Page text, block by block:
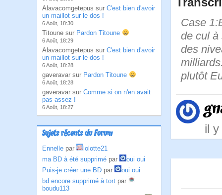
Alavacomgetepus sur C'est bien d'avoir
un maillot sur le dos !
6 Août, 18:30
Titoune sur Pardon Titoune
6 Août, 18:29
Alavacomgetepus sur C'est bien d'avoir
un maillot sur le dos !
6 Août, 18:28
gaveravar sur Pardon Titoune
6 Août, 18:28
gaveravar sur Comme si on n'en avait
pas assez !
6 Août, 18:27
Sujets récents du Forum
Ennelle par
lolotte21
ma BD à été supprimé par
oui oui
Puis-je créer une BD par
oui oui
bd encore supprimé à tort par
boudu113
Case
de cul à
des
plutôt
il